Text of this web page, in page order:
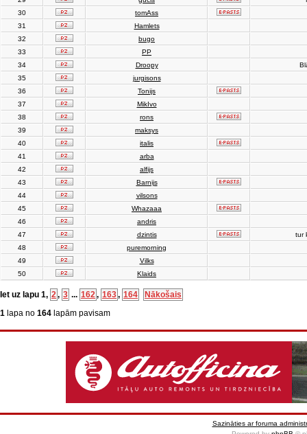
30
tomAss
31
Hamlets
32
bugo
33
PP
34
Droopy
35
jurgisons
36
Tonijs
37
MikIvo
38
rons
39
maksys
40
italis
41
arba
42
alfijs
43
Barnijs
44
vilsons
45
Whazaaa
46
andris
47
dzintis
tur
48
puremorning
49
Vilks
50
Klaids
Iet uz lapu 1, 2, 3 ... 162, 163, 164
Nākošais
1 lapa no 164 lapām pavisam
Sazināties ar foruma